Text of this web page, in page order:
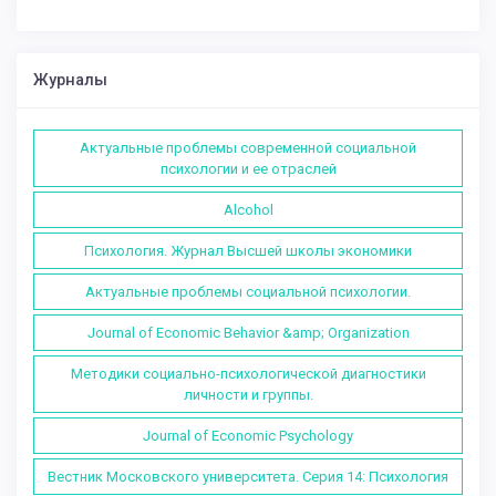
Журналы
Актуальные проблемы современной социальной
психологии и ее отраслей
Alcohol
Психология. Журнал Высшей школы экономики
Актуальные проблемы социальной психологии.
Journal of Economic Behavior &amp; Organization
Методики социально-психологической диагностики
личности и группы.
Journal of Economic Psychology
Вестник Московского университета. Серия 14: Психология